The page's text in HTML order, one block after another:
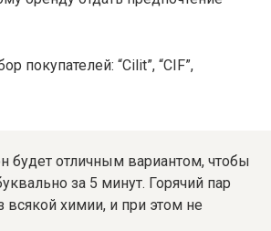
покупателей: “Cilit”, “CIF”,
будет отличным вариантом, чтобы
за 5 минут. Горячий пар
всякой химии, и при этом не